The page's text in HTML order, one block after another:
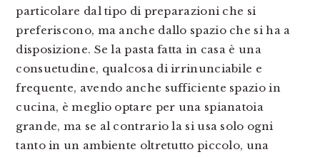
particolare dal tipo di preparazioni che si
preferiscono, ma anche dallo spazio che si ha a
disposizione. Se la pasta fatta in casa è una
consuetudine, qualcosa di irrinunciabile e
frequente, avendo anche sufficiente spazio in
cucina, è meglio optare per una spianatoia
grande, ma se al contrario la si usa solo ogni
tanto in un ambiente oltretutto piccolo, una